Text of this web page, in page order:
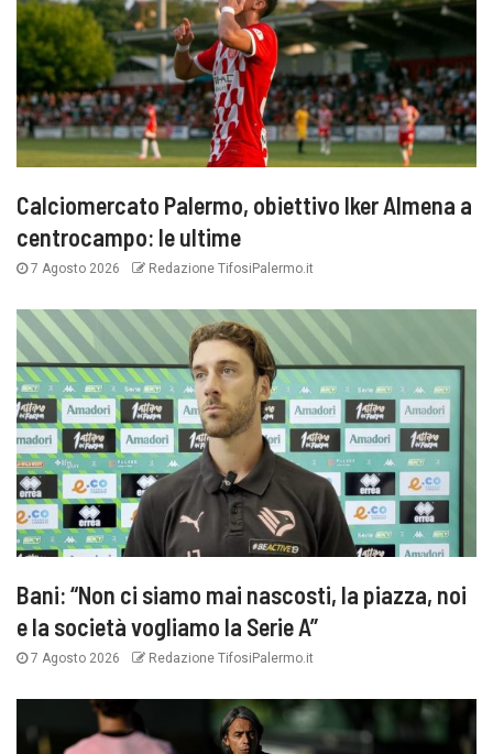
Calciomercato Palermo, obiettivo Iker Almena a
centrocampo: le ultime
7 Agosto 2026 Redazione TifosiPalermo.it
Bani: “Non ci siamo mai nascosti, la piazza, noi
e la società vogliamo la Serie A”
7 Agosto 2026 Redazione TifosiPalermo.it